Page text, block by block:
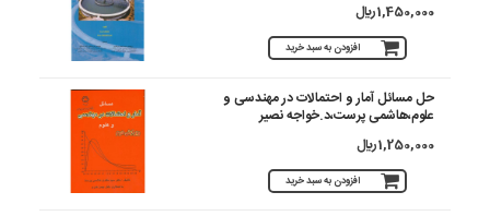
1,450,000 ريال
افزودن به سبد خرید
حل مسائل آمار و احتمالات در مهندسی و
علوم،هاشمی پرست،د.خواجه نصیر
1,250,000 ريال
افزودن به سبد خرید